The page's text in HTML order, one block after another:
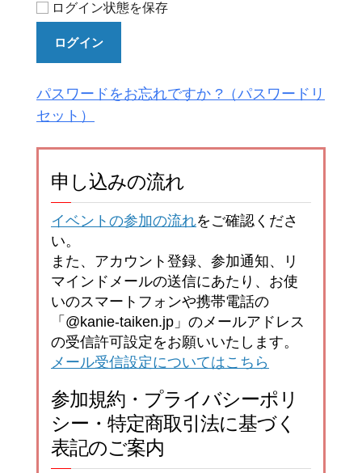
ログイン状態を保存
ログイン
パスワードをお忘れですか ?
申し込みの流れ
イベントの参加の流れをご確認くださ
い。
また、アカウント登録、参加通知、リ
マインドメールの送信にあたり、お使
いのスマートフォンや携帯電話の
「@kanie-taiken.jp」のメールアドレス
の受信許可設定をお願いいたします。
メール受信設定についてはこちら
参加規約・プライバシーポリ
シー・特定商取引法に基づく
表記のご案内